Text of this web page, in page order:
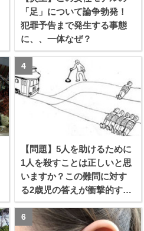
「足」について論争勃発！
犯罪予告まで発生する事態
に、、一体なぜ？
【問題】5人を助けるために
1人を殺すことは正しいと思
いますか？この難問に対す
る2歳児の答えが衝撃的すぎ
る！！